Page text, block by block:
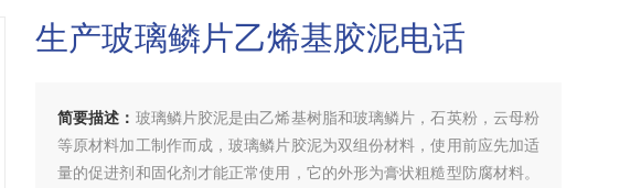
生产玻璃鳞片乙烯基胶泥电话
简要描述： 玻璃鳞片胶泥是由乙烯基树脂和玻璃鳞片，石英粉，云母粉
等原材料加工制作而成，玻璃鳞片胶泥为双组份材料，使用前应先加适
量的促进剂和固化剂才能正常使用，它的外形为膏状粗糙型防腐材料。